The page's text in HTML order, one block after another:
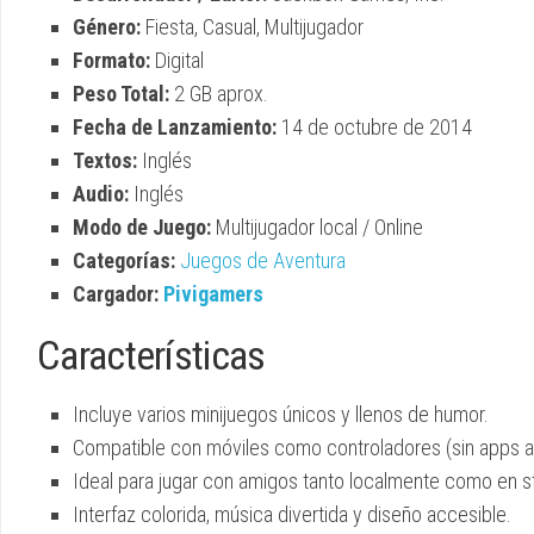
Género: Fiesta, Casual, Multijugador
Formato: Digital
Peso Total: 2 GB aprox.
Fecha de Lanzamiento: 14 de octubre de 2014
Textos: Inglés
Audio: Inglés
Modo de Juego: Multijugador local / Online
Categorías: Juegos de Aventura
Cargador: Pivigamers
Características
Incluye varios minijuegos únicos y llenos de humor.
Compatible con móviles como controladores (sin apps
Ideal para jugar con amigos tanto localmente como en
Interfaz colorida, música divertida y diseño accesible.